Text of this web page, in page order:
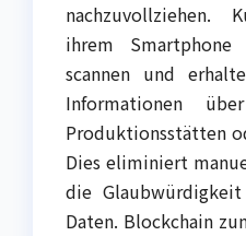
nachzuvollziehen.
ihrem
scannen und
Informationen
Produktionsstätten
Dies eliminiert
die
Daten. Blockchain